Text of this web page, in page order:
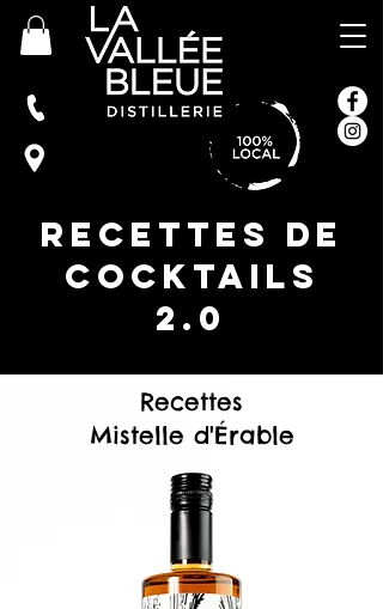
RecetteS DE
CocktailS
2.0
Recettes
Mistelle d'Érable